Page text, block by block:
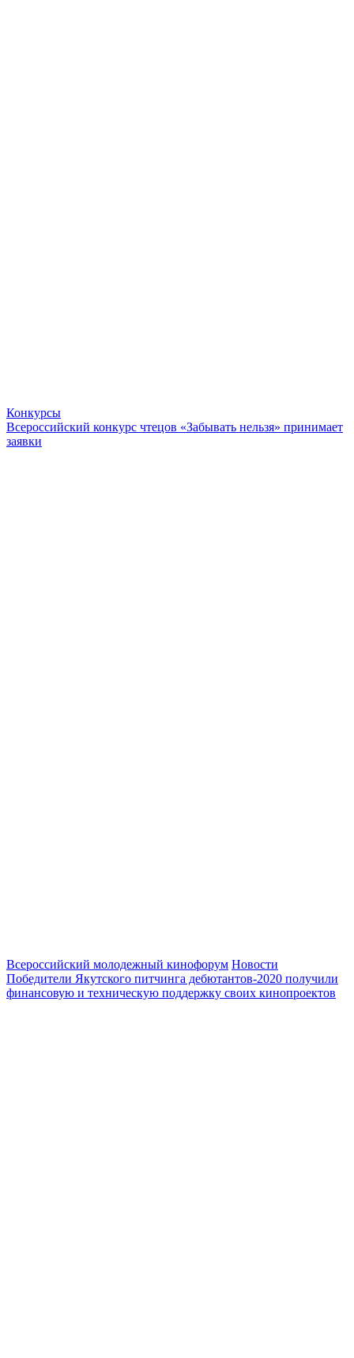
Конкурсы
Всероссийский конкурс чтецов «Забывать нельзя» принимает
заявки
Всероссийский молодежный кинофорум Новости
Победители Якутского питчинга дебютантов-2020 получили
финансовую и техническую поддержку своих кинопроектов